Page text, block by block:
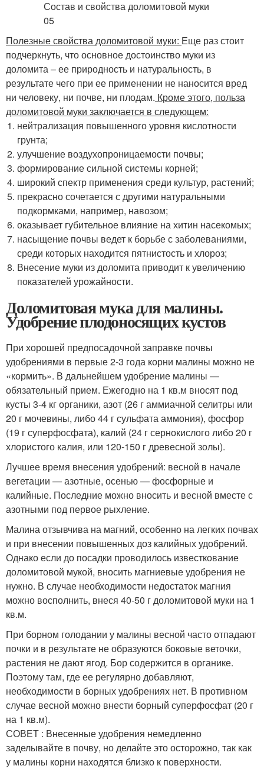
Полезные свойства доломитовой муки: Еще раз стоит
подчеркнуть, что основное достоинство муки из
доломита – ее природность и натуральность, в
результате чего при ее применении не наносится вред
ни человеку, ни почве, ни плодам. Кроме этого, польза
доломитовой муки заключается в следующем:
нейтрализация повышенного уровня кислотности
грунта;
улучшение воздухопроницаемости почвы;
формирование сильной системы корней;
широкий спектр применения среди культур, растений;
прекрасно сочетается с другими натуральными
подкормками, например, навозом;
оказывает губительное влияние на хитин насекомых;
насыщение почвы ведет к борьбе с заболеваниями,
среди которых находится пятнистость и хлороз;
Внесение муки из доломита приводит к увеличению
показателей урожайности.
Доломитовая мука для малины.
Удобрение плодоносящих кустов
При хорошей предпосадочной заправке почвы
удобрениями в первые 2-3 года корни малины можно не
«кормить». В дальнейшем удобрение малины —
обязательный прием. Ежегодно на 1 кв.м вносят под
кусты 3-4 кг органики, азот (26 г аммиачной селитры или
20 г мочевины, либо 44 г сульфата аммония), фосфор
(19 г суперфосфата), калий (24 г сернокислого либо 20 г
хлористого калия, или 120-150 г древесной золы).
Лучшее время внесения удобрений: весной в начале
вегетации — азотные, осенью — фосфорные и
калийные. Последние можно вносить и весной вместе с
азотными под первое рыхление.
Малина отзывчива на магний, особенно на легких почвах
и при внесении повышенных доз калийных удобрений.
Однако если до посадки проводилось известкование
доломитовой мукой, вносить магниевые удобрения не
нужно. В случае необходимости недостаток магния
можно восполнить, внеся 40-50 г доломитовой муки на 1
кв.м.
При борном голодании у малины весной часто отпадают
почки и в результате не образуются боковые веточки,
растения не дают ягод. Бор содержится в органике.
Поэтому там, где ее регулярно добавляют,
необходимости в борных удобрениях нет. В противном
случае весной можно внести борный суперфосфат (20 г
на 1 кв.м).
СОВЕТ : Внесенные удобрения немедленно
заделывайте в почву, но делайте это осторожно, так как
у малины корни находятся близко к поверхности.